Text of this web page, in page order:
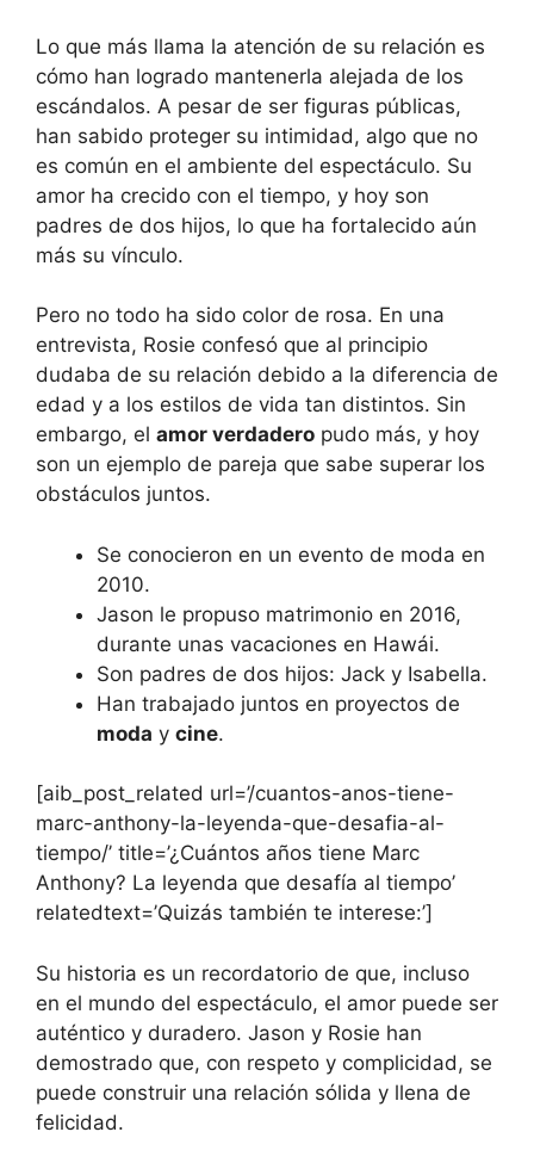
Lo que más llama la atención de su relación es
cómo han logrado mantenerla alejada de los
escándalos. A pesar de ser figuras públicas,
han sabido proteger su intimidad, algo que no
es común en el ambiente del espectáculo. Su
amor ha crecido con el tiempo, y hoy son
padres de dos hijos, lo que ha fortalecido aún
más su vínculo.
Pero no todo ha sido color de rosa. En una
entrevista, Rosie confesó que al principio
dudaba de su relación debido a la diferencia de
edad y a los estilos de vida tan distintos. Sin
embargo, el amor verdadero pudo más, y hoy
son un ejemplo de pareja que sabe superar los
obstáculos juntos.
Se conocieron en un evento de moda en
2010.
Jason le propuso matrimonio en 2016,
durante unas vacaciones en Hawái.
Son padres de dos hijos: Jack y Isabella.
Han trabajado juntos en proyectos de
moda y cine.
[aib_post_related url=’/cuantos-anos-tiene-
marc-anthony-la-leyenda-que-desafia-al-
tiempo/’ title=’¿Cuántos años tiene Marc
Anthony? La leyenda que desafía al tiempo’
relatedtext=’Quizás también te interese:’]
Su historia es un recordatorio de que, incluso
en el mundo del espectáculo, el amor puede ser
auténtico y duradero. Jason y Rosie han
demostrado que, con respeto y complicidad, se
puede construir una relación sólida y llena de
felicidad.